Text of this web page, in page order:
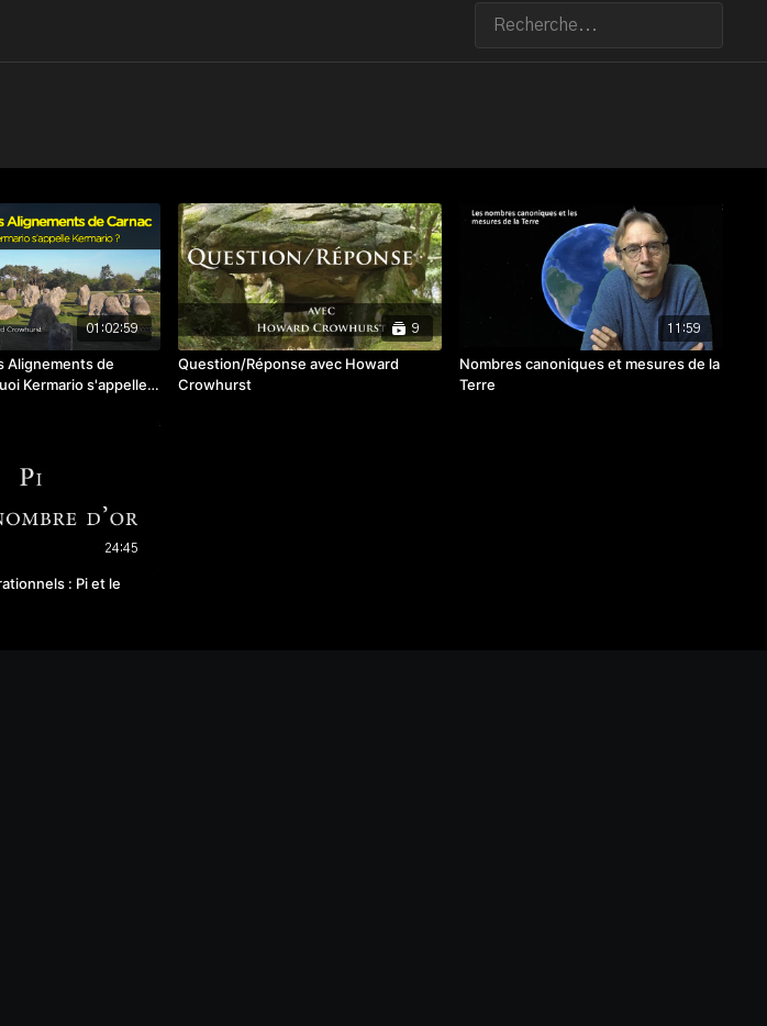
01:02:59
Alignements de
Kermario s'appelle
9
Question/Réponse avec Howard
Crowhurst
11:59
Nombres canoniques et mesures de la
Terre
24:45
: Pi et le